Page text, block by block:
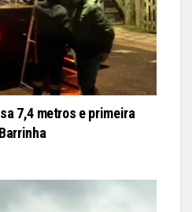
7,4 metros e primeira